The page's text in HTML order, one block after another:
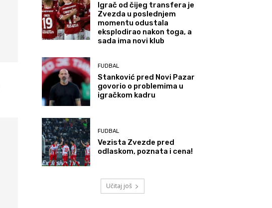
Igrač od čijeg transfera je
Zvezda u poslednjem
momentu odustala
eksplodirao nakon toga, a
sada ima novi klub
FUDBAL
Stanković pred Novi Pazar
govorio o problemima u
igračkom kadru
FUDBAL
Vezista Zvezde pred
odlaskom, poznata i cena!
Učitaj još